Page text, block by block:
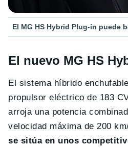
El MG HS Hybrid Plug-in puede
El nuevo MG HS
El sistema híbrido
propulsor eléctrico de 183
arroja una potencia
velocidad máxima de 200
se sitúa en unos